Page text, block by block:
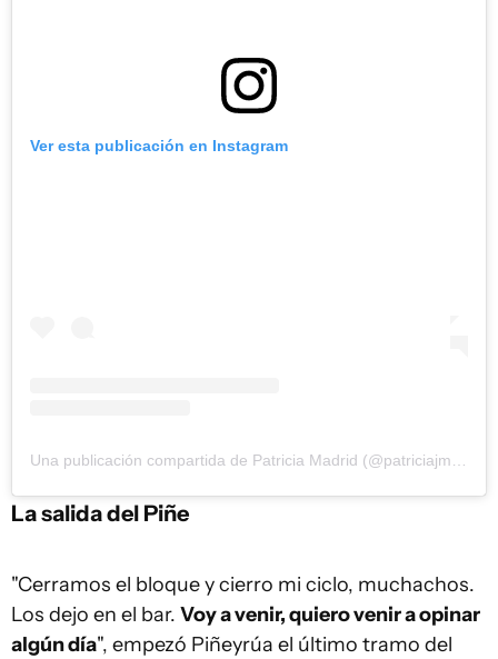
Ver esta publicación en Instagram
Una publicación compartida de Patricia Madrid (@patriciajmadrid)
La salida del Piñe
"Cerramos el bloque y cierro mi ciclo, muchachos.
Los dejo en el bar. Voy a venir, quiero venir a opinar
algún día", empezó Piñeyrúa el último tramo del